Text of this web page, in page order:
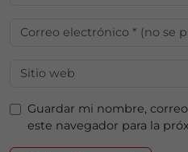
Guardar mi nombre,
este navegador para la